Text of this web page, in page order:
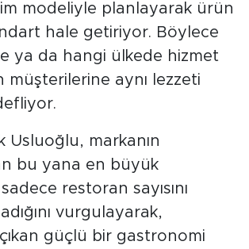
modeliyle planlayarak ürün
hale getiriyor. Böylece
ya da hangi ülkede hizmet
müşterilerine aynı lezzeti
Usluoğlu, markanın
bu yana en büyük
restoran sayısını
vurgulayarak,
güçlü bir gastronomi